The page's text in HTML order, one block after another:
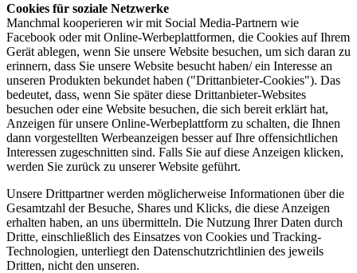
Cookies für soziale Netzwerke
Manchmal kooperieren wir mit Social Media-Partnern wie
Facebook oder mit Online-Werbeplattformen, die Cookies auf Ihrem
Gerät ablegen, wenn Sie unsere Website besuchen, um sich daran zu
erinnern, dass Sie unsere Website besucht haben/ ein Interesse an
unseren Produkten bekundet haben ("Drittanbieter-Cookies"). Das
bedeutet, dass, wenn Sie später diese Drittanbieter-Websites
besuchen oder eine Website besuchen, die sich bereit erklärt hat,
Anzeigen für unsere Online-Werbeplattform zu schalten, die Ihnen
dann vorgestellten Werbeanzeigen besser auf Ihre offensichtlichen
Interessen zugeschnitten sind. Falls Sie auf diese Anzeigen klicken,
werden Sie zurück zu unserer Website geführt.
Unsere Drittpartner werden möglicherweise Informationen über die
Gesamtzahl der Besuche, Shares und Klicks, die diese Anzeigen
erhalten haben, an uns übermitteln. Die Nutzung Ihrer Daten durch
Dritte, einschließlich des Einsatzes von Cookies und Tracking-
Technologien, unterliegt den Datenschutzrichtlinien des jeweils
Dritten, nicht den unseren.